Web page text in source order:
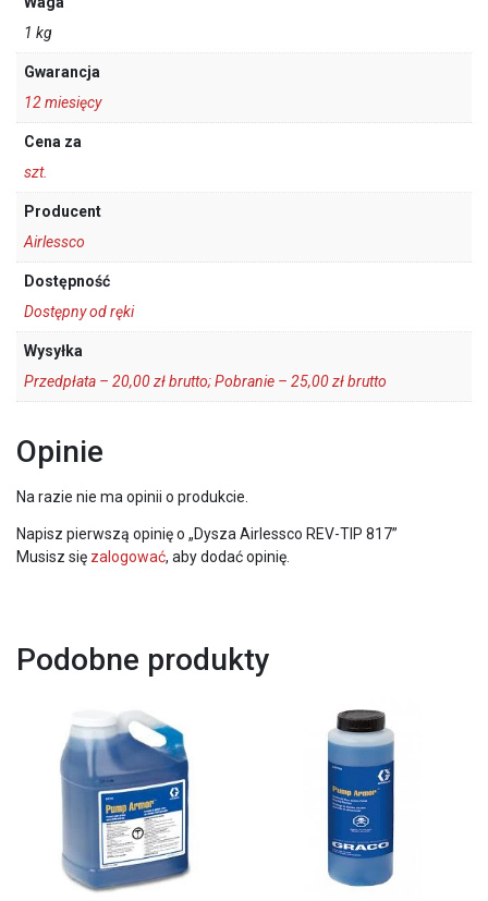
1 kg
Gwarancja
12 miesięcy
Cena za
szt.
Producent
Airlessco
Dostępność
Dostępny od ręki
Wysyłka
Przedpłata – 20,00 zł brutto; Pobranie – 25,00 zł brutto
Opinie
Na razie nie ma opinii o produkcie.
Napisz pierwszą opinię o „Dysza Airlessco REV-TIP 817”
Musisz się zalogować, aby dodać opinię.
Podobne produkty